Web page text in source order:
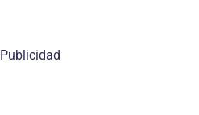
Publicidad